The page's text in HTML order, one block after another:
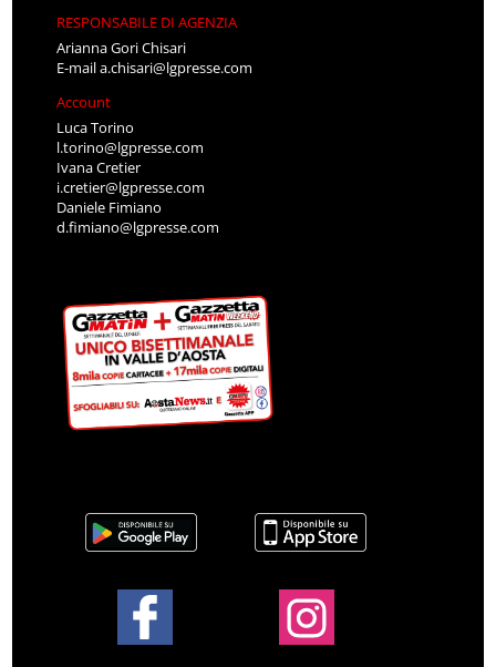
RESPONSABILE DI AGENZIA
Arianna Gori Chisari
E-maila.chisari@lgpresse.com
Account
Luca Torino
l.torino@lgpresse.com
Ivana Cretier
i.cretier@lgpresse.com
Daniele Fimiano
d.fimiano@lgpresse.com